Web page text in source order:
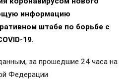
информацию
штабе по борьбе с
19.
за прошедшие 24 часа на
Федерации